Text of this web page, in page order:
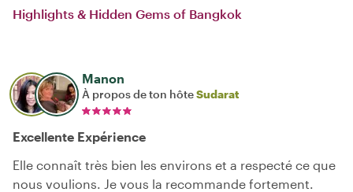
Highlights & Hidden Gems of Bangkok
Manon
À propos de ton hôteSudarat
Excellente Expérience
Elle connaît très bien les environs et a respecté ce que
nous voulions. Je vous la recommande fortement.